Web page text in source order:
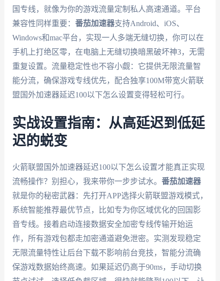
国专线，就像为你的游戏流量定制私人高速通道。平台
兼容性同样重要： 番茄加速器支持Android、iOS、
Windows和mac平台，实现一人多端无缝切换，你可以在
手机上打绝区零，在电脑上无缝切换暗黑破坏神3，无需
重复设置。流量稳定性也不容小觑：它提供无限流量智
能分流，确保游戏专线优先，配合独享100M带宽火箭联
盟国外加速器延迟100以下怎么设置变得轻松可行。
实战设置指南：从高延迟到低延
迟的蜕变
火箭联盟国外加速器延迟100以下怎么设置才能真正实现
流畅操作？别担心，我来带你一步步试水。 番茄加速器
就是你的秘密武器：先打开APP选择火箭联盟游戏模式，
系统智能推荐最优节点，比如专为你区域优化的回国影
音专线。接着启动连接数据安全加密专线传输开始运
作，所有游戏包都走加密通道避免泄密。实测发现稳定
无限流量特性让后台下载不影响前台竞技，智能分流确
保游戏数据始终高速。如果延迟仍高于90ms，手动切换